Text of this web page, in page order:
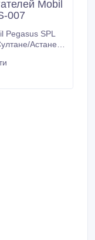
Mobil
007
Pegasus SPL
для